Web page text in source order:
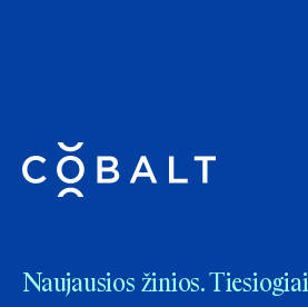
Naujausios žinios.